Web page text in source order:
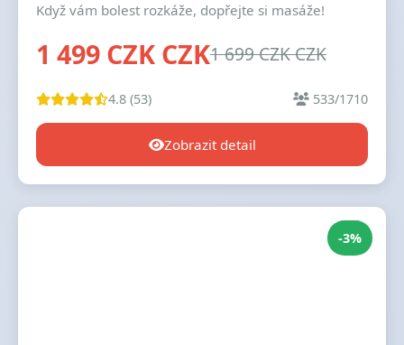
Když vám bolest rozkáže, dopřejte si masáže!
1 499 CZK CZK1 699 CZK CZK
4.8 (53) 533/1710
Zobrazit detail
-3%